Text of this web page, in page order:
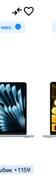
мес.
+1159